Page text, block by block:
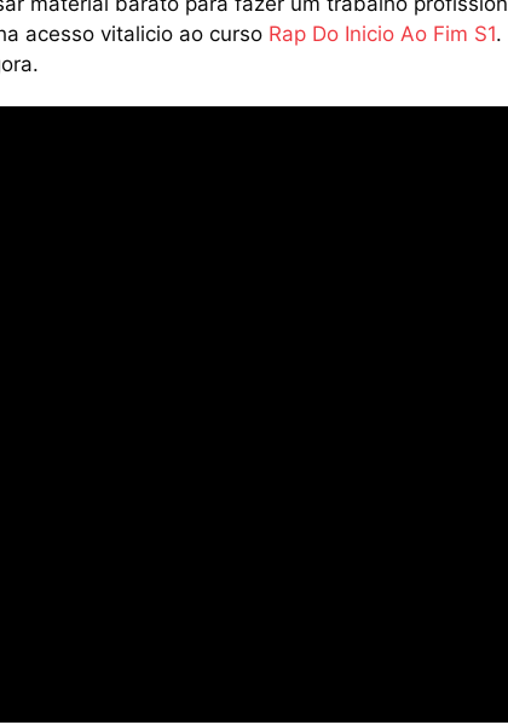
acesso vitalicio ao curso Rap Do Inicio Ao Fim S1.